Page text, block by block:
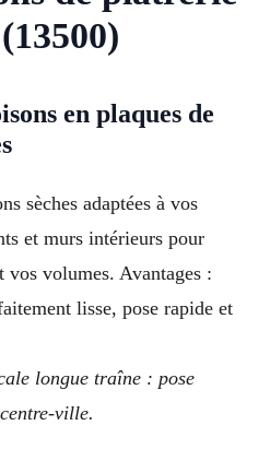
en plaques de
sèches adaptées à vos
et murs intérieurs pour
volumes. Avantages :
lisse, pose rapide et
longue traîne : pose
ville.